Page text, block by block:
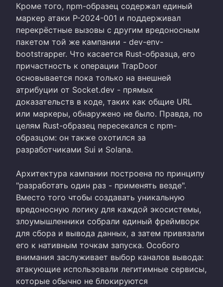
Кроме того, npm-образец содержал единый
маркер атаки P-2024-001 и поддерживал
перекрёстные вызовы с другим вредоносным
пакетом той же кампании - dev-env-
bootstrapper. Что касается Rust-образца, его
причастность к операции TrapDoor
основывается пока только на внешней
атрибуции от Socket.dev - прямых
доказательств в коде, таких как общие URL
или маркеры, обнаружено не было. Правда, по
целям Rust-образец пересекался с npm-
образцом: он также охотился за
разработчиками Sui и Solana.
Архитектура кампании построена по принципу
"разработать один раз - применять везде".
Вместо того чтобы создавать уникальную
вредоносную логику для каждой экосистемы,
злоумышленники собрали единый фреймворк
для сбора и вывода данных, а затем привязали
его к нативным точкам запуска. Особого
внимания заслуживает выбор каналов вывода:
атакующие использовали легитимные сервисы,
которые обычно не блокируются